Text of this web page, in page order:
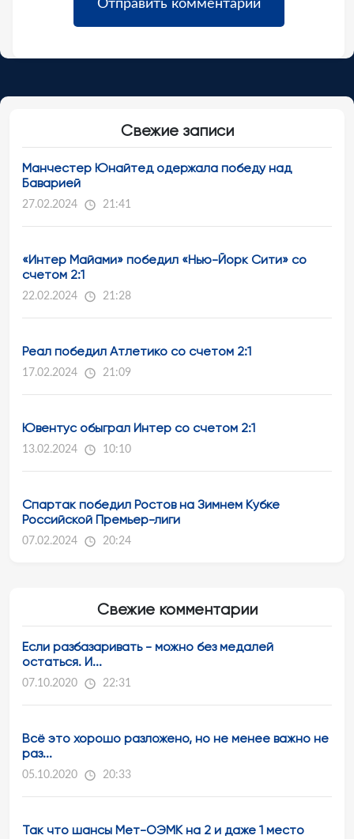
Свежие записи
Манчестер Юнайтед одержала победу над
Баварией
27.02.2024 21:41
«Интер Майами» победил «Нью-Йорк Сити» со
счетом 2:1
22.02.2024 21:28
Реал победил Атлетико со счетом 2:1
17.02.2024 21:09
Ювентус обыграл Интер со счетом 2:1
13.02.2024 10:10
Спартак победил Ростов на Зимнем Кубке
Российской Премьер-лиги
07.02.2024 20:24
Свежие комментарии
Если разбазаривать - можно без медалей
остаться. И...
07.10.2020 22:31
Всё это хорошо разложено, но не менее важно не
раз...
05.10.2020 20:33
Так что шансы Мет-ОЭМК на 2 и даже 1 место